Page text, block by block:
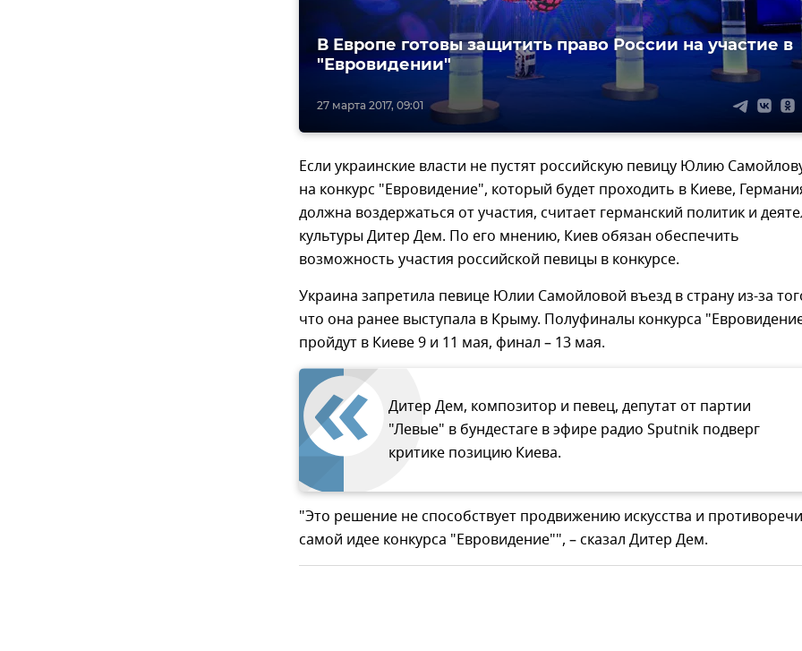
27 марта 2017, 09:01
В Европе готовы защитить право России на участие в
"Евровидении"
Если украинские власти не пустят российскую певицу Юлию
на конкурс "Евровидение", который будет проходить в Киеве,
должна воздержаться от участия, считает германский политик и
культуры Дитер Дем. По его мнению, Киев обязан обеспечить
возможность участия российской певицы в конкурсе.
Украина запретила певице Юлии Самойловой въезд в страну из-за
что она ранее выступала в Крыму. Полуфиналы конкурса
пройдут в Киеве 9 и 11 мая, финал – 13 мая.
Дитер Дем, композитор и певец, депутат от партии
"Левые" в бундестаге в эфире радио Sputnik подверг
критике позицию Киева.
"Это решение не способствует продвижению искусства и
самой идее конкурса "Евровидение"", – сказал Дитер Дем.